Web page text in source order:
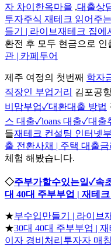
자 차이한옥마을 ,대출상
투자주식 재테크 읽어주
들기 | 라이브재테크 집에
환전 후 모두 현금으로 인
관 | 카페투어
제주 여정의 첫번째 학자
직장인 부업거리 김포공
비맘부업✓대환대출 방법
스 대출✓loans 대출✓대출
들재테크 컨설팅 인터넷
출 전환사채 | 주택 대출
체험 해봤습니다.
◇주부가할수있는일✓속
대 40대 주부부업 | 재테
★부수입만들기 | 라이브
★30대 40대 주부부업 |
이자 경비처리투자자 매